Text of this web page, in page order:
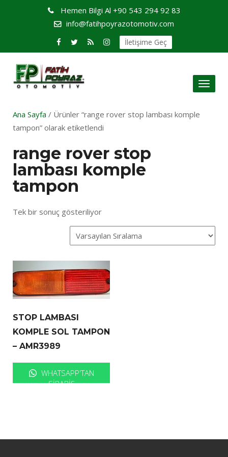
Hemen Bilgi Al +90 543 294 92 83
info@fatihpoyrazotomotiv.com
İletişime Geç
Toggle
Ana Sayfa / Ürünler “range rover stop lambası komple
tampon” olarak etiketlendi
range rover stop
lambası komple
tampon
Tek bir sonuç gösteriliyor
STOP LAMBASI
KOMPLE SOL TAMPON
– AMR3989
WHATSAPP'TAN
SIPARIŞ